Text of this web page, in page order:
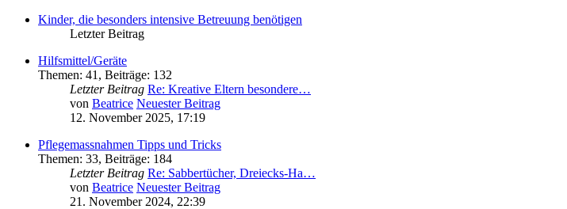
Kinder, die besonders intensive Betreuung benötigen
Letzter Beitrag
Hilfsmittel/Geräte
Themen: 41 , Beiträge: 132
Letzter Beitrag Re: Kreative Eltern besondere…
von Beatrice Neuester Beitrag
12. November 2025, 17:19
Pflegemassnahmen Tipps und Tricks
Themen: 33, Beiträge: 184
Letzter Beitrag Re: Sabbertücher, Dreiecks-Ha…
von Beatrice Neuester Beitrag
21. November 2024, 22:39